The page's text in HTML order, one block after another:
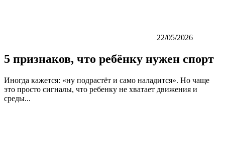
22/05/2026
5 признаков, что ребёнку нужен спорт
Иногда кажется: «ну подрастёт и само наладится». Но чаще
это просто сигналы, что ребенку не хватает движения и
среды...